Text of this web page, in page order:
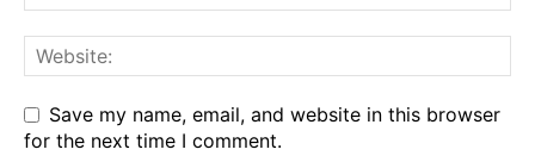
Save my name, email, and website in this browser
for the next time I comment.